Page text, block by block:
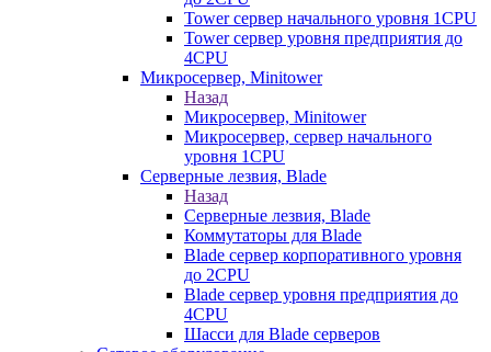
Tower сервер начального уровня 1CPU
Tower сервер уровня предприятия до
4CPU
Микросервер, Minitower
Назад
Микросервер, Minitower
Микросервер, сервер начального
уровня 1CPU
Серверные лезвия, Blade
Назад
Серверные лезвия, Blade
Коммутаторы для Blade
Blade сервер корпоративного уровня
до 2CPU
Blade сервер уровня предприятия до
4CPU
Шасси для Blade серверов